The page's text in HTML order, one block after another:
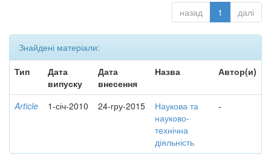
назад 1 далі
Знайдені матеріали:
Тип
Дата
випуску
Дата
внесення
Назва Автор(и)
Article 1-січ-2010 24-гру-2015
Наукова та
науково-
технічна
діяльність
-